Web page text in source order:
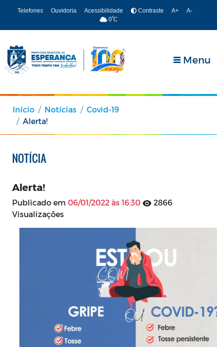
Telefones Ouvidoria Acessibilidade Contraste A+
A-
0ºC
Menu
Início Notícias
Covid-19
Alerta!
NOTÍCIA
Alerta!
Publicado em 06/01/2022 às 16:30
2866
Visualizações